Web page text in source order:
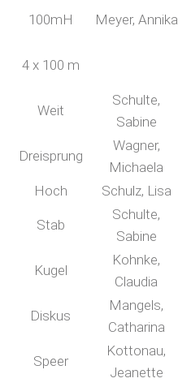
100mH Meyer, Annika
4 x 100 m
Weit
Schulte,
Sabine
Dreisprung
Wagner,
Michaela
Hoch Schulz, Lisa
Stab
Schulte,
Sabine
Kugel
Kohnke,
Claudia
Diskus
Mangels,
Catharina
Speer
Kottonau,
Jeanette